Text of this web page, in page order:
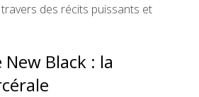
des récits puissants et
Black : la